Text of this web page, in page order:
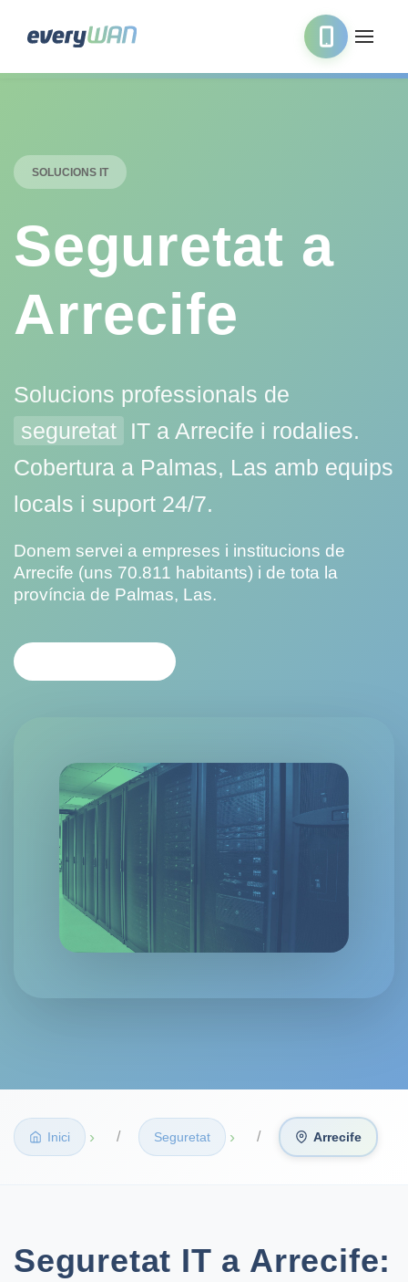
SOLUCIONS IT
Seguretat a
Arrecife
Solucions professionals de
seguretat
IT a Arrecife i rodalies.
Cobertura a Palmas, Las amb equips
locals i suport 24/7.
Donem servei a empreses i institucions de
Arrecife (uns 70.811 habitants) i de tota la
província de Palmas, Las.
Inici › Seguretat › Arrecife
Seguretat IT a Arrecife: